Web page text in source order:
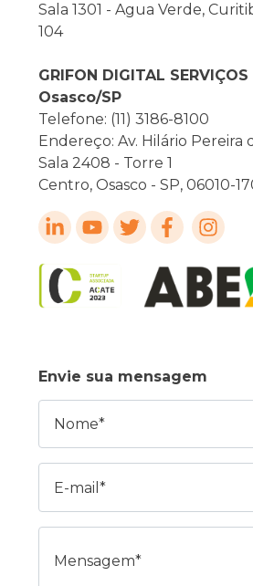
Sala 1301 - Agua Verde,
104
GRIFON DIGITAL
Osasco/SP
Telefone: (11) 3186-8100
Endereço: Av. Hilário Pereira
Sala 2408 - Torre 1
Centro, Osasco - SP, 06010-
Envie sua mensagem